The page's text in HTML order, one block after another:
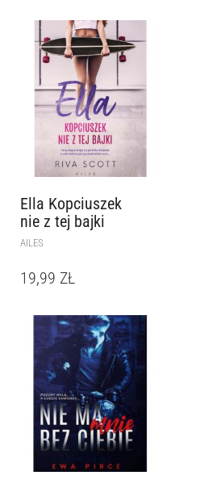
Ella Kopciuszek
nie z tej bajki
AILES
19,99 ZŁ